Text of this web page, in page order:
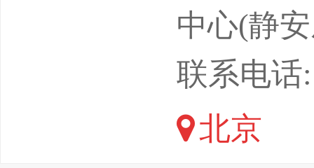
流通协
展览（
的深入
中心(静
联系电话:
北京